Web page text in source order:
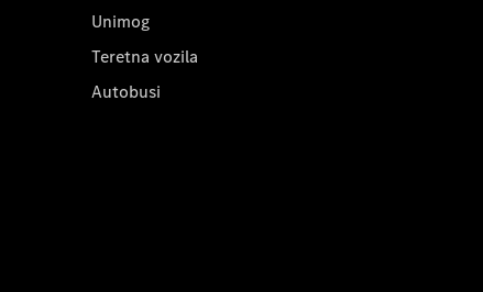
Unimog
Teretna vozila
Autobusi